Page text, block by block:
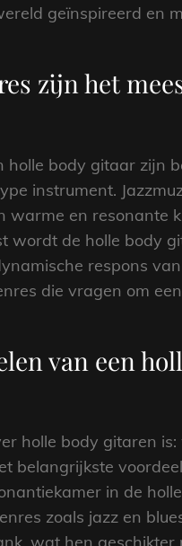
geïnspireerd en
zijn het
holle body gitaar zijn
instrument.
en resonante
wordt de holle body
respons
die vragen om
van een
holle body gitaren
belangrijkste
in de
zoals jazz en